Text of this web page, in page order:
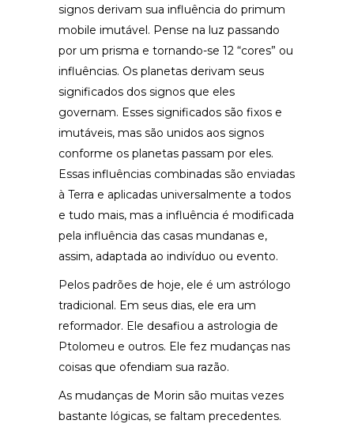
signos derivam sua influência do primum
mobile imutável. Pense na luz passando
por um prisma e tornando-se 12 “cores” ou
influências. Os planetas derivam seus
significados dos signos que eles
governam. Esses significados são fixos e
imutáveis, mas são unidos aos signos
conforme os planetas passam por eles.
Essas influências combinadas são enviadas
à Terra e aplicadas universalmente a todos
e tudo mais, mas a influência é modificada
pela influência das casas mundanas e,
assim, adaptada ao indivíduo ou evento.
Pelos padrões de hoje, ele é um astrólogo
tradicional. Em seus dias, ele era um
reformador. Ele desafiou a astrologia de
Ptolomeu e outros. Ele fez mudanças nas
coisas que ofendiam sua razão.
As mudanças de Morin são muitas vezes
bastante lógicas, se faltam precedentes.